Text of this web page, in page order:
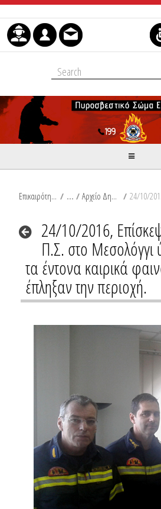
Μετάβαση στο περιεχόμενο
Επικαιρότητα / Αρχείο Δημοσιεύσεων /
24/10/2016,
Π.Σ. στο Μεσολόγγι
τα έντονα καιρικά
έπληξαν την περιοχή.